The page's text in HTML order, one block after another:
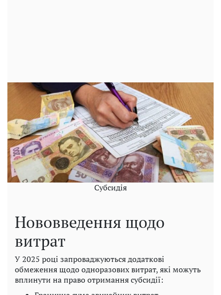
Субсидія
Нововведення щодо
витрат
У 2025 році запроваджуються додаткові
обмеження щодо одноразових витрат, які можуть
вплинути на право отримання субсидії: